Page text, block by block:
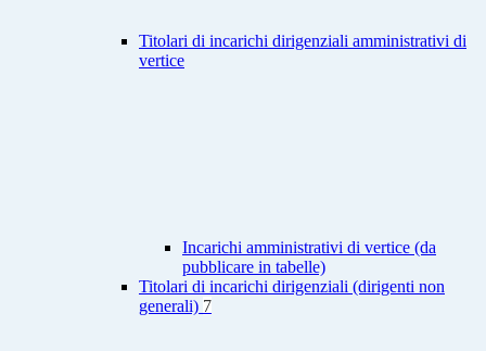
Titolari di incarichi dirigenziali amministrativi di
vertice
Incarichi amministrativi di vertice (da
pubblicare in tabelle)
Titolari di incarichi dirigenziali (dirigenti non
generali) 7